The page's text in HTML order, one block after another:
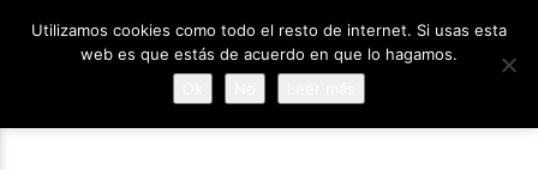
Utilizamos cookies como todo el resto de internet. Si usas esta
web es que estás de acuerdo en que lo hagamos.